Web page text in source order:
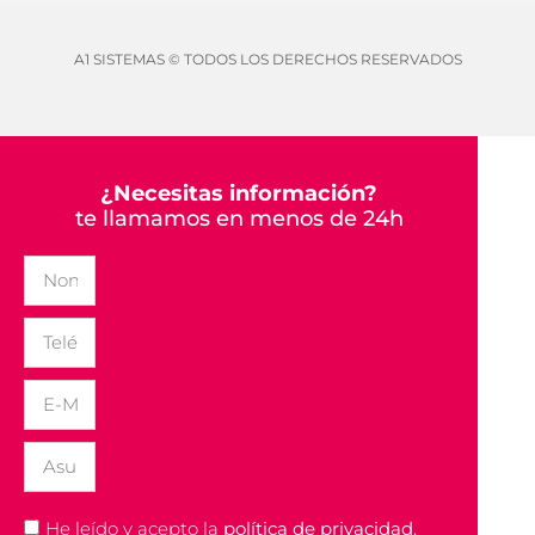
A1 SISTEMAS © TODOS LOS DERECHOS RESERVADOS
¿Necesitas información?
te llamamos en menos de 24h
He leído y acepto la política de privacidad.